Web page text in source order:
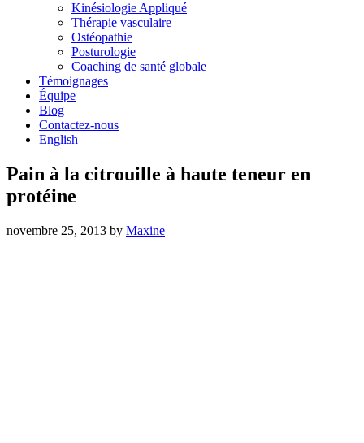
Kinésiologie Appliqué
Thérapie vasculaire
Ostéopathie
Posturologie
Coaching de santé globale
Témoignages
Équipe
Blog
Contactez-nous
English
Pain à la citrouille à haute teneur en
protéine
novembre 25, 2013 by Maxine